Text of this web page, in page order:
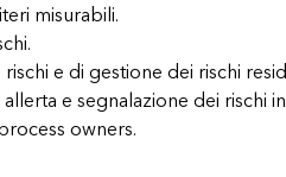
misurabili​.
e di gestione dei rischi
e segnalazione dei rischi
owners.